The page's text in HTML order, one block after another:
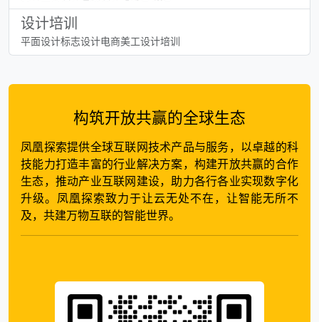
设计培训
平面设计标志设计电商美工设计培训
构筑开放共赢的全球生态
凤凰探索提供全球互联网技术产品与服务，以卓越的科
技能力打造丰富的行业解决方案，构建开放共赢的合作
生态，推动产业互联网建设，助力各行各业实现数字化
升级。凤凰探索致力于让云无处不在，让智能无所不
及，共建万物互联的智能世界。